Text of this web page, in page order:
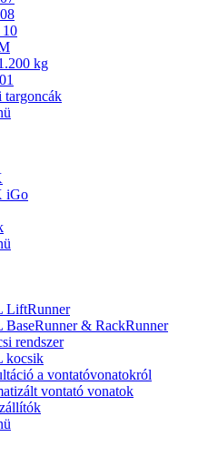
kg
targoncák
iGo
LiftRunner
BaseRunner & RackRunner
rendszer
kocsik
a vontatóvonatokról
vontató vonatok